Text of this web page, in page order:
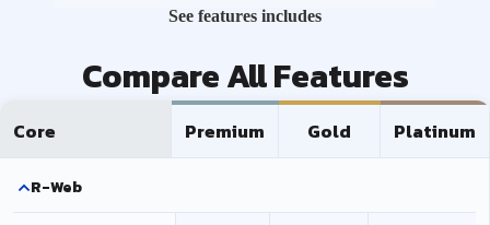
See features includes
Compare All Features
Core Premium Gold Platinum
R-Web